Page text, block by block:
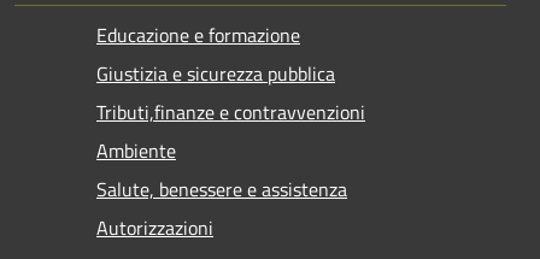
Educazione e formazione
Giustizia e sicurezza pubblica
Tributi,finanze e contravvenzioni
Ambiente
Salute, benessere e assistenza
Autorizzazioni